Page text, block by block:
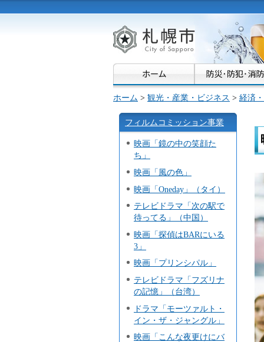
札幌市
ホーム > 観光・産業・ビジネス > 経済
フィルムコミッション事業
映画「鏡の中の笑顔た
ち」
映画「風の色」
映画「Oneday」（タイ）
テレビドラマ「次の駅で
待ってる」（中国）
映画「探偵はBARにいる
3」
映画「プリンシパル」
テレビドラマ「フズリナ
の記憶」（台湾）
ドラマ「モーツァルト・
イン・ザ・ジャングル」
映画「こんな夜更けにバ